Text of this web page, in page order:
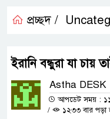
প্রচ্ছদ /
ইরানি বন্ধুরা যা চায়
Astha DESK
আপডেট সময় :
/
১২৩৩ বার পড়া